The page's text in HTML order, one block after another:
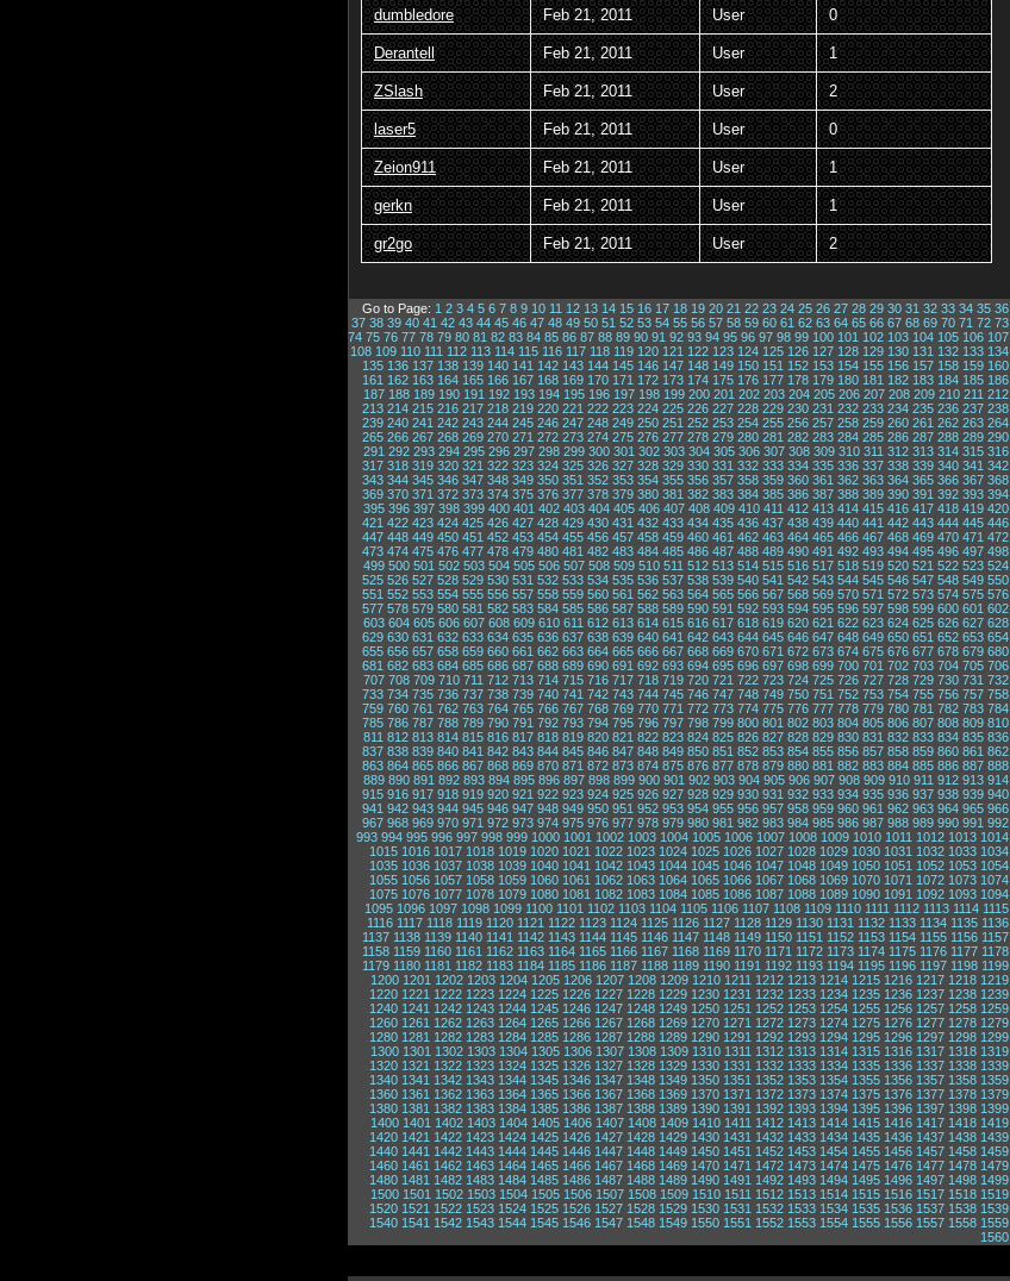
dumbledore Feb 21, 2011 User 0
Derantell Feb 21, 2011 User 1
ZSlash Feb 21, 2011 User 2
laser5 Feb 21, 2011 User 0
Zeion911 Feb 21, 2011 User 1
gerkn Feb 21, 2011 User 1
gr2go Feb 21, 2011 User 2
Go to Page: 1 2 3 4 5 6 7 8 9 10 11 12 13 14 15 16 17 18 19 20 21 22 23 24 25 26 27 28 29 30 31 32 33 34 35 36
37 38 39 40 41 42 43 44 45 46 47 48 49 50 51 52 53 54 55 56 57 58 59 60 61 62 63 64 65 66 67 68 69 70 71 72 73
74 75 76 77 78 79 80 81 82 83 84 85 86 87 88 89 90 91 92 93 94 95 96 97 98 99 100 101 102 103 104 105 106 107
108 109 110 111 112 113 114 115 116 117 118 119 120 121 122 123 124 125 126 127 128 129 130 131 132 133 134
135 136 137 138 139 140 141 142 143 144 145 146 147 148 149 150 151 152 153 154 155 156 157 158 159 160
161 162 163 164 165 166 167 168 169 170 171 172 173 174 175 176 177 178 179 180 181 182 183 184 185 186
187 188 189 190 191 192 193 194 195 196 197 198 199 200 201 202 203 204 205 206 207 208 209 210 211 212
213 214 215 216 217 218 219 220 221 222 223 224 225 226 227 228 229 230 231 232 233 234 235 236 237 238
239 240 241 242 243 244 245 246 247 248 249 250 251 252 253 254 255 256 257 258 259 260 261 262 263 264
265 266 267 268 269 270 271 272 273 274 275 276 277 278 279 280 281 282 283 284 285 286 287 288 289 290
291 292 293 294 295 296 297 298 299 300 301 302 303 304 305 306 307 308 309 310 311 312 313 314 315 316
317 318 319 320 321 322 323 324 325 326 327 328 329 330 331 332 333 334 335 336 337 338 339 340 341 342
343 344 345 346 347 348 349 350 351 352 353 354 355 356 357 358 359 360 361 362 363 364 365 366 367 368
369 370 371 372 373 374 375 376 377 378 379 380 381 382 383 384 385 386 387 388 389 390 391 392 393 394
395 396 397 398 399 400 401 402 403 404 405 406 407 408 409 410 411 412 413 414 415 416 417 418 419 420
421 422 423 424 425 426 427 428 429 430 431 432 433 434 435 436 437 438 439 440 441 442 443 444 445 446
447 448 449 450 451 452 453 454 455 456 457 458 459 460 461 462 463 464 465 466 467 468 469 470 471 472
473 474 475 476 477 478 479 480 481 482 483 484 485 486 487 488 489 490 491 492 493 494 495 496 497 498
499 500 501 502 503 504 505 506 507 508 509 510 511 512 513 514 515 516 517 518 519 520 521 522 523 524
525 526 527 528 529 530 531 532 533 534 535 536 537 538 539 540 541 542 543 544 545 546 547 548 549 550
551 552 553 554 555 556 557 558 559 560 561 562 563 564 565 566 567 568 569 570 571 572 573 574 575 576
577 578 579 580 581 582 583 584 585 586 587 588 589 590 591 592 593 594 595 596 597 598 599 600 601 602
603 604 605 606 607 608 609 610 611 612 613 614 615 616 617 618 619 620 621 622 623 624 625 626 627 628
629 630 631 632 633 634 635 636 637 638 639 640 641 642 643 644 645 646 647 648 649 650 651 652 653 654
655 656 657 658 659 660 661 662 663 664 665 666 667 668 669 670 671 672 673 674 675 676 677 678 679 680
681 682 683 684 685 686 687 688 689 690 691 692 693 694 695 696 697 698 699 700 701 702 703 704 705 706
707 708 709 710 711 712 713 714 715 716 717 718 719 720 721 722 723 724 725 726 727 728 729 730 731 732
733 734 735 736 737 738 739 740 741 742 743 744 745 746 747 748 749 750 751 752 753 754 755 756 757 758
759 760 761 762 763 764 765 766 767 768 769 770 771 772 773 774 775 776 777 778 779 780 781 782 783 784
785 786 787 788 789 790 791 792 793 794 795 796 797 798 799 800 801 802 803 804 805 806 807 808 809 810
811 812 813 814 815 816 817 818 819 820 821 822 823 824 825 826 827 828 829 830 831 832 833 834 835 836
837 838 839 840 841 842 843 844 845 846 847 848 849 850 851 852 853 854 855 856 857 858 859 860 861 862
863 864 865 866 867 868 869 870 871 872 873 874 875 876 877 878 879 880 881 882 883 884 885 886 887 888
889 890 891 892 893 894 895 896 897 898 899 900 901 902 903 904 905 906 907 908 909 910 911 912 913 914
915 916 917 918 919 920 921 922 923 924 925 926 927 928 929 930 931 932 933 934 935 936 937 938 939 940
941 942 943 944 945 946 947 948 949 950 951 952 953 954 955 956 957 958 959 960 961 962 963 964 965 966
967 968 969 970 971 972 973 974 975 976 977 978 979 980 981 982 983 984 985 986 987 988 989 990 991 992
993 994 995 996 997 998 999 1000 1001 1002 1003 1004 1005 1006 1007 1008 1009 1010 1011 1012 1013 1014
1015 1016 1017 1018 1019 1020 1021 1022 1023 1024 1025 1026 1027 1028 1029 1030 1031 1032 1033 1034
1035 1036 1037 1038 1039 1040 1041 1042 1043 1044 1045 1046 1047 1048 1049 1050 1051 1052 1053 1054
1055 1056 1057 1058 1059 1060 1061 1062 1063 1064 1065 1066 1067 1068 1069 1070 1071 1072 1073 1074
1075 1076 1077 1078 1079 1080 1081 1082 1083 1084 1085 1086 1087 1088 1089 1090 1091 1092 1093 1094
1095 1096 1097 1098 1099 1100 1101 1102 1103 1104 1105 1106 1107 1108 1109 1110 1111 1112 1113 1114 1115
1116 1117 1118 1119 1120 1121 1122 1123 1124 1125 1126 1127 1128 1129 1130 1131 1132 1133 1134 1135 1136
1137 1138 1139 1140 1141 1142 1143 1144 1145 1146 1147 1148 1149 1150 1151 1152 1153 1154 1155 1156 1157
1158 1159 1160 1161 1162 1163 1164 1165 1166 1167 1168 1169 1170 1171 1172 1173 1174 1175 1176 1177 1178
1179 1180 1181 1182 1183 1184 1185 1186 1187 1188 1189 1190 1191 1192 1193 1194 1195 1196 1197 1198 1199
1200 1201 1202 1203 1204 1205 1206 1207 1208 1209 1210 1211 1212 1213 1214 1215 1216 1217 1218 1219
1220 1221 1222 1223 1224 1225 1226 1227 1228 1229 1230 1231 1232 1233 1234 1235 1236 1237 1238 1239
1240 1241 1242 1243 1244 1245 1246 1247 1248 1249 1250 1251 1252 1253 1254 1255 1256 1257 1258 1259
1260 1261 1262 1263 1264 1265 1266 1267 1268 1269 1270 1271 1272 1273 1274 1275 1276 1277 1278 1279
1280 1281 1282 1283 1284 1285 1286 1287 1288 1289 1290 1291 1292 1293 1294 1295 1296 1297 1298 1299
1300 1301 1302 1303 1304 1305 1306 1307 1308 1309 1310 1311 1312 1313 1314 1315 1316 1317 1318 1319
1320 1321 1322 1323 1324 1325 1326 1327 1328 1329 1330 1331 1332 1333 1334 1335 1336 1337 1338 1339
1340 1341 1342 1343 1344 1345 1346 1347 1348 1349 1350 1351 1352 1353 1354 1355 1356 1357 1358 1359
1360 1361 1362 1363 1364 1365 1366 1367 1368 1369 1370 1371 1372 1373 1374 1375 1376 1377 1378 1379
1380 1381 1382 1383 1384 1385 1386 1387 1388 1389 1390 1391 1392 1393 1394 1395 1396 1397 1398 1399
1400 1401 1402 1403 1404 1405 1406 1407 1408 1409 1410 1411 1412 1413 1414 1415 1416 1417 1418 1419
1420 1421 1422 1423 1424 1425 1426 1427 1428 1429 1430 1431 1432 1433 1434 1435 1436 1437 1438 1439
1440 1441 1442 1443 1444 1445 1446 1447 1448 1449 1450 1451 1452 1453 1454 1455 1456 1457 1458 1459
1460 1461 1462 1463 1464 1465 1466 1467 1468 1469 1470 1471 1472 1473 1474 1475 1476 1477 1478 1479
1480 1481 1482 1483 1484 1485 1486 1487 1488 1489 1490 1491 1492 1493 1494 1495 1496 1497 1498 1499
1500 1501 1502 1503 1504 1505 1506 1507 1508 1509 1510 1511 1512 1513 1514 1515 1516 1517 1518 1519
1520 1521 1522 1523 1524 1525 1526 1527 1528 1529 1530 1531 1532 1533 1534 1535 1536 1537 1538 1539
1540 1541 1542 1543 1544 1545 1546 1547 1548 1549 1550 1551 1552 1553 1554 1555 1556 1557 1558 1559
1560